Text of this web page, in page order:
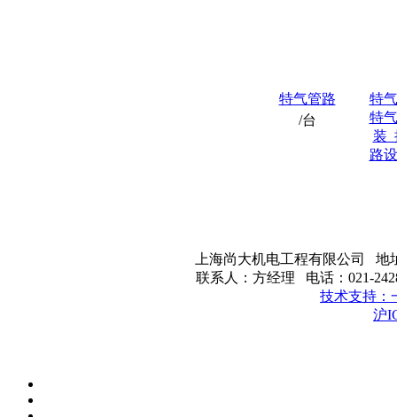
特气管路
/台
特
特
装
路
上海尚大机电工程有限公司 地
联系人：方经理 电话：021-
技术支持：
沪